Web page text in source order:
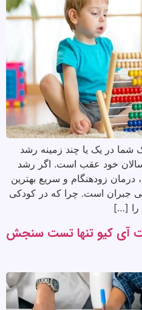
در یک یا چند زمینه رشد
خود عقب است. اگر رشد
درمان زودهنگام و سریع بهترین
جبران است. چرا که در کودکی
را […]
آی کیو تنها تست سنجش